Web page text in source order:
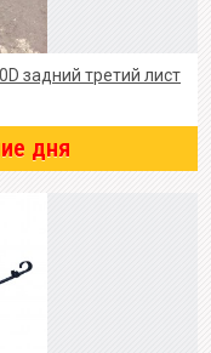
задний третий лист
дня